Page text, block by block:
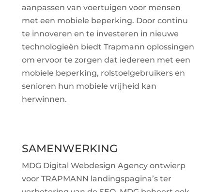
aanpassen van voertuigen voor mensen
met een mobiele beperking. Door continu
te innoveren en te investeren in nieuwe
technologieën biedt Trapmann oplossingen
om ervoor te zorgen dat iedereen met een
mobiele beperking, rolstoelgebruikers en
senioren hun mobiele vrijheid kan
herwinnen.
SAMENWERKING
MDG Digital Webdesign Agency ontwierp
voor TRAPMANN landingspagina’s ter